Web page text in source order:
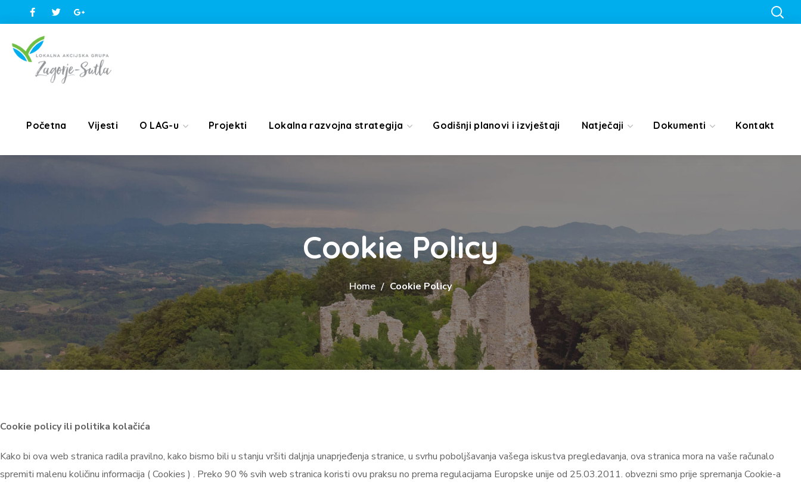
Početna Vijesti O LAG-u Projekti Lokalna razvojna strategija Godišnji planovi i izvještaji Natječaji Dokumenti Kontakt
Cookie Policy
Home Cookie Policy
Cookie policy ili politika kolačića
Kako bi ova web stranica radila pravilno, kako bismo bili u stanju vršiti daljnja unaprjeđenja stranice, u svrhu poboljšavanja vašega iskustva pregledavanja, ova stranica mora na vaše računalo
spremiti malenu količinu informacija ( Cookies ) . Preko 90 % svih web stranica koristi ovu praksu no prema regulacijama Europske unije od 25.03.2011. obvezni smo prije spremanja Cookie-a